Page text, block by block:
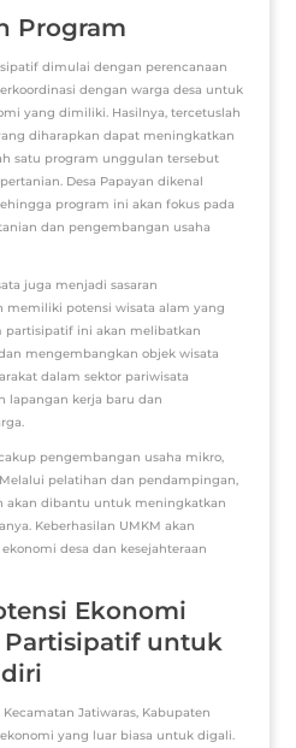
Program
dimulai dengan perencanaan
dengan warga desa untuk
yang dimiliki. Hasilnya, tercetuslah
diharapkan dapat meningkatkan
satu program unggulan tersebut
Desa Papayan dikenal
program ini akan fokus pada
dan pengembangan usaha
juga menjadi sasaran
memiliki potensi wisata alam yang
partisipatif ini akan melibatkan
mengembangkan objek wisata
dalam sektor pariwisata
lapangan kerja baru dan
pengembangan usaha mikro,
pelatihan dan pendampingan,
akan dibantu untuk meningkatkan
Keberhasilan UMKM akan
desa dan kesejahteraan
Ekonomi
Partisipatif untuk
Jatiwaras, Kabupaten
yang luar biasa untuk digali.